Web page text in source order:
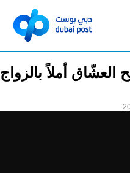
أملاً بالزواج